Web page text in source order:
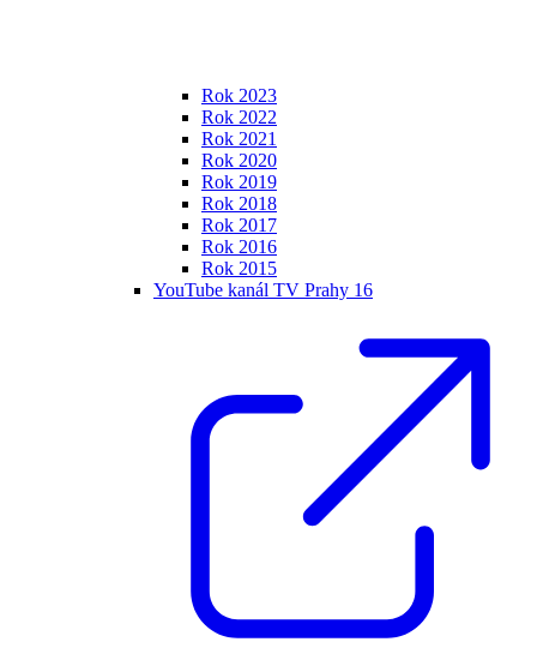
Rok 2023
Rok 2022
Rok 2021
Rok 2020
Rok 2019
Rok 2018
Rok 2017
Rok 2016
Rok 2015
YouTube kanál TV Prahy 16